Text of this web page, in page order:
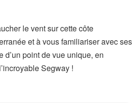
le vent sur cette côte
et à vous familiariser avec ses
d’un point de vue unique, en
Segway !
quartier gothique, à travers les rues